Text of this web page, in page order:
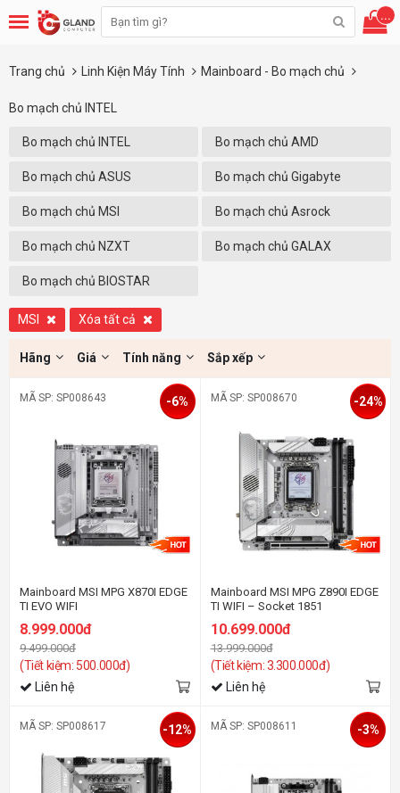
...
Trang chủ Linh Kiện Máy Tính Mainboard - Bo mạch chủ
Bo mạch chủ INTEL
Bo mạch chủ INTEL Bo mạch chủ AMD
Bo mạch chủ ASUS Bo mạch chủ Gigabyte
Bo mạch chủ MSI Bo mạch chủ Asrock
Bo mạch chủ NZXT Bo mạch chủ GALAX
Bo mạch chủ BIOSTAR
MSI Xóa tất cả
Hãng Giá Tính năng Sắp xếp
MÃ SP: SP008643
Mainboard MSI MPG X870I EDGE
TI EVO WIFI
8.999.000đ
9.499.000đ
(Tiết kiệm: 500.000đ)
-6%
Liên hệ
MÃ SP: SP008670
Mainboard MSI MPG Z890I EDGE
TI WIFI – Socket 1851
10.699.000đ
13.999.000đ
(Tiết kiệm: 3.300.000đ)
-24%
Liên hệ
MÃ SP: SP008617 -12% MÃ SP: SP008611 -3%